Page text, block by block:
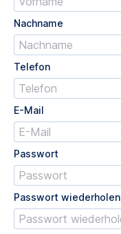
Nachname
Telefon
E-Mail
Passwort
Passwort wiederholen